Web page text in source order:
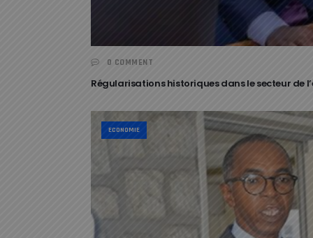
0 COMMENT
Régularisations historiques dans le secteur de
ECONOMIE